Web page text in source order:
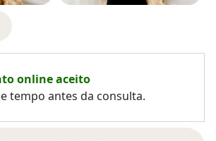
online aceito
tempo antes da consulta.